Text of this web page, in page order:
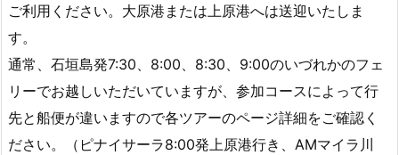
ご利用ください。大原港または上原港へは送迎いたしま
す。
通常、石垣島発7:30、8:00、8:30、9:00のいづれかのフェ
リーでお越しいただいていますが、参加コースによって行
先と船便が違いますので各ツアーのページ詳細をご確認く
ださい。（ピナイサーラ8:00発上原港行き、AMマイラ川